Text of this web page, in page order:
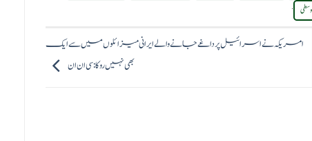
.
امریکہ نے اسرائیل پر داغے جانے والے ایرانی میزائلوں میں سے ایک
بھی نہیں روکا: سی‌ان‌ان